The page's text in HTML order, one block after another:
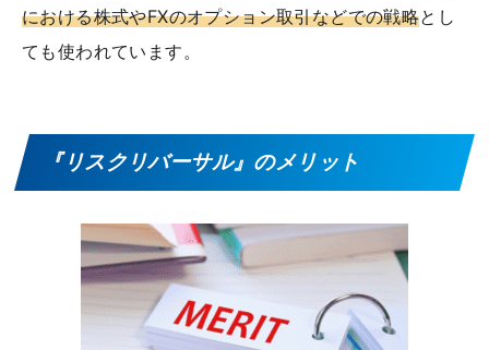
における株式やFXのオプション取引などでの戦略とし
ても使われています。
『リスクリバーサル』のメリット